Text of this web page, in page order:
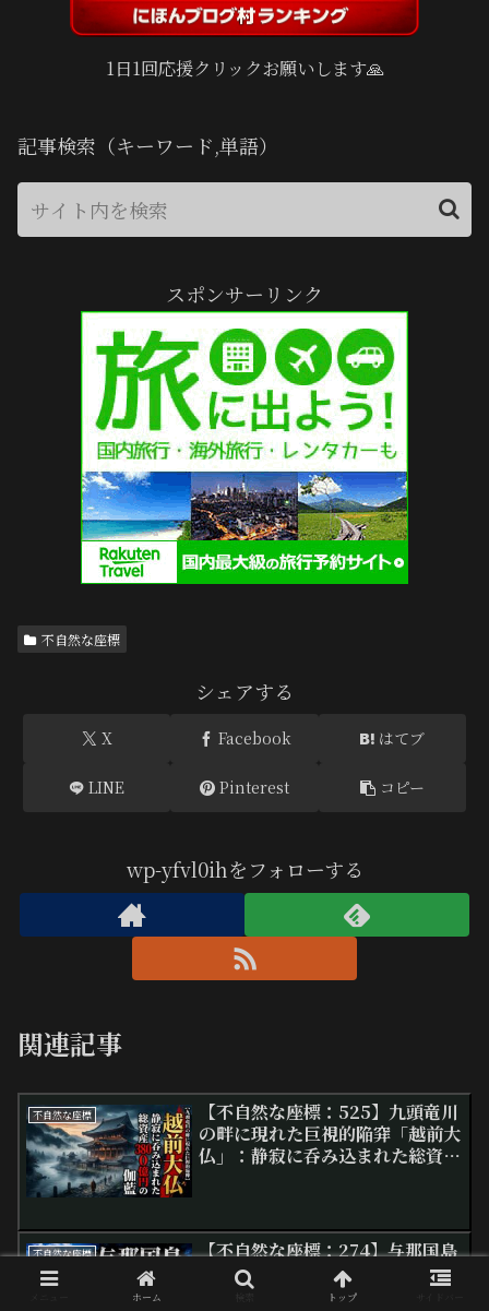
1日1回応援クリックお願いします🙏
記事検索（キーワード,単語）
スポンサーリンク
不自然な座標
シェアする
X Facebook はてブ
LINE Pinterest コピー
wp-yfvl0ihをフォローする
関連記事
不自然な座標
【不自然な座標：525】九頭竜川
の畔に現れた巨視的陥穽「越前大
仏」：静寂に呑み込まれた総資産
不自然な座標
【不自然な座標：274】与那国島
— 国境の果て、海底に沈む「オ
ーパーツ地形」
ホーム トップ